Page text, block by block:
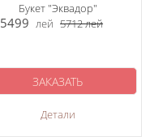
Букет "Эквадор"
5499 лей 5712лей
Детали
ЗАКАЗАТЬ